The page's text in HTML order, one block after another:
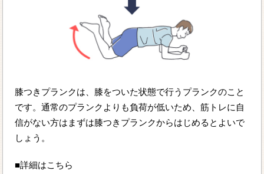
膝つきプランクは、膝をついた状態で行うプランクのこと
です。通常のプランクよりも負荷が低いため、筋トレに自
信がない方はまずは膝つきプランクからはじめるとよいで
しょう。
■詳細はこちら